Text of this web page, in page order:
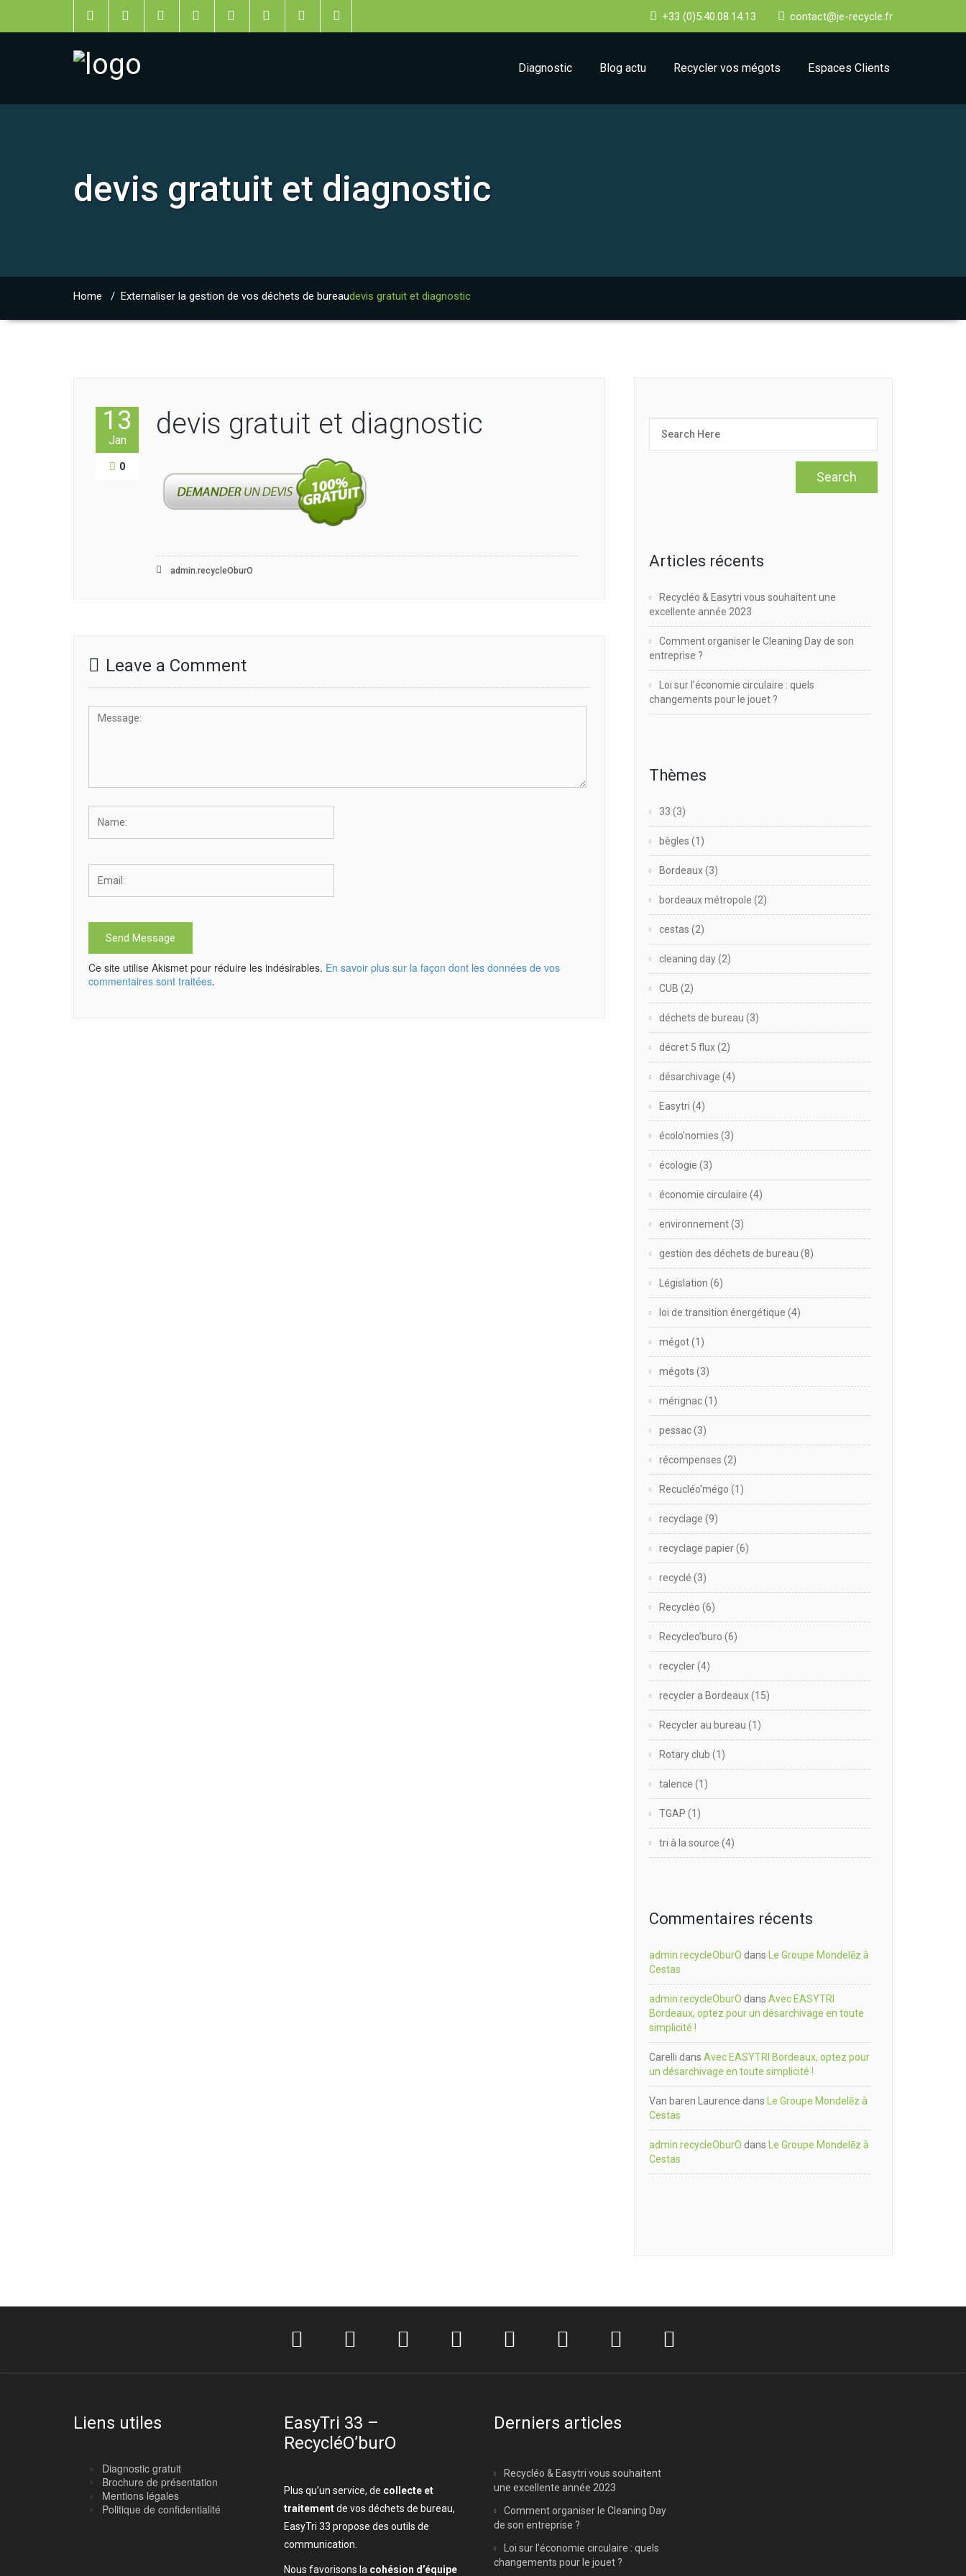
+33 (0)5.40.08.14.13 contact@je-recycle.fr
Diagnostic Blog actu Recycler vos mégots Espaces Clients
devis gratuit et diagnostic
Home / Externaliser la gestion de vos déchets de bureaudevis gratuit et diagnostic
13
Jan
0
devis gratuit et diagnostic
admin.recycleOburO
Leave a Comment
Ce site utilise Akismet pour réduire les indésirables. En savoir plus sur la façon dont les données de vos
commentaires sont traitées.
Articles récents
Recycléo & Easytri vous souhaitent une
excellente année 2023
Comment organiser le Cleaning Day de son
entreprise ?
Loi sur l’économie circulaire : quels
changements pour le jouet ?
Thèmes
33 (3)
bègles (1)
Bordeaux(3)
bordeaux métropole (2)
cestas (2)
cleaning day(2)
CUB (2)
déchets de bureau (3)
décret 5 flux(2)
désarchivage (4)
Easytri (4)
écolo'nomies (3)
écologie (3)
économie circulaire (4)
environnement(3)
gestion des déchets de bureau (8)
Législation (6)
loi de transition énergétique (4)
mégot(1)
mégots (3)
mérignac(1)
pessac(3)
récompenses (2)
Recucléo'mégo (1)
recyclage (9)
recyclage papier(6)
recyclé (3)
Recycléo (6)
Recycleo’buro (6)
recycler(4)
recycler a Bordeaux(15)
Recycler au bureau (1)
Rotary club (1)
talence (1)
TGAP (1)
tri à la source (4)
Commentaires récents
admin.recycleOburO dans
Le Groupe Mondelēz à
Cestas
admin.recycleOburO dans Avec EASYTRI
Bordeaux, optez pour un désarchivage en toute
simplicité !
Carelli dans Avec EASYTRI Bordeaux, optez pour
un désarchivage en toute simplicité !
Van baren Laurence dans
Le Groupe Mondelēz à
Cestas
admin.recycleOburO dans
Le Groupe Mondelēz à
Cestas
Liens utiles
Diagnostic gratuit
Brochure de présentation
Mentions légales
Politique de confidentialité
EasyTri 33 –
RecycléO’burO
Plus qu’un service, de collecte et
traitementde vos déchets de bureau,
EasyTri 33 propose des outils de
communication.
Nous favorisons la cohésion d’équipe
Derniers articles
Recycléo & Easytri vous souhaitent
une excellente année 2023
Comment organiser le Cleaning Day
de son entreprise ?
Loi sur l’économie circulaire : quels
changements pour le jouet ?